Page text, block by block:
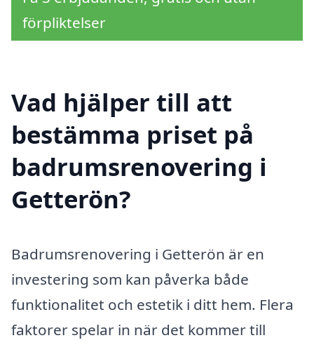
förpliktelser
Vad hjälper till att
bestämma priset på
badrumsrenovering i
Getterön?
Badrumsrenovering i Getterön är en
investering som kan påverka både
funktionalitet och estetik i ditt hem. Flera
faktorer spelar in när det kommer till